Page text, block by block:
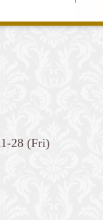
28 (Fri)